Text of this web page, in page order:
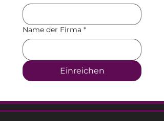
Name der Firma *
Einreichen